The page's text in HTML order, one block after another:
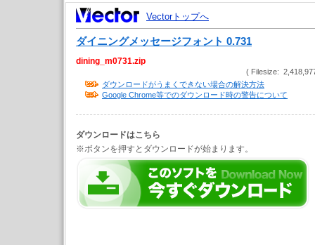
Vectorトップへ
ダイニングメッセージフォント 0.731
dining_m0731.zip
( Filesize:
ダウンロードがうまくできない場合の解決方法
Google Chrome等でのダウンロード時の警告について
ダウンロードはこちら
※ボタンを押すとダウンロードが始まります。